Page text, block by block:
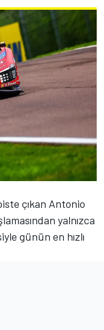
çıkan Antonio
yalnızca
günün en hızlı